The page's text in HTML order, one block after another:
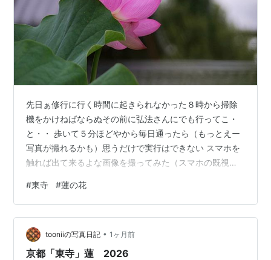
先日ぁ修行に行く時間に起きられなかった８時から掃除
機をかけねばならぬその前に弘法さんにでも行ってこ・
と・・ 歩いて５分ほどやから毎日通ったら（もっとえー
写真が撮れるかも）思うだけで実行はできない スマホを
触れば出て来るよな画像を撮ってみた（スマホの既視感
は、一重咲きで濃いピンク色（紅色）をした大型の野生
種（和蓮）の血統を引くものと考えられている こーゆー
画像が好きな人もおられるかもしれない こーゆーの撮っ
てるとやっぱルミックスってペンタックスによく似た色
でるなとつくづく思う と・まぁ気安く写真撮影している
#東寺 #蓮の花
tooniiの写真日記 • 1ヶ月前
京都「東寺」蓮 2026